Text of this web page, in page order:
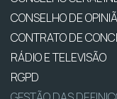
CONSELHO DE
CONTRATO DE
RÁDIO E TELEVISÃO
RGPD